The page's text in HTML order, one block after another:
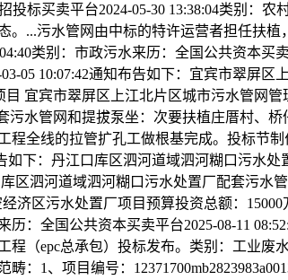
投标买卖平台2024-05-30 13:38:04类别：
...污水管网由中标的特许运营者担任扶
类别：市政污水来历：全国公共资本买
05 10:07:42通知布告如下：宜宾市翠屏
目 宜宾市翠屏区上江北片区城市污水管网
水管网和提拔泵坐：次要扶植庄厝村、
全线的拉管扩孔工做根基完成。投标节
下：丹江口库区泗河道域泗河糊口污水处
库区泗河道域泗河糊口污水处置厂配套污
经济区污水处置厂项目预算投资总额：
：全国公共资本买卖平台2025-08-11
（epc总承包）投标发布。类别：工业废
畴：1、项目编号：